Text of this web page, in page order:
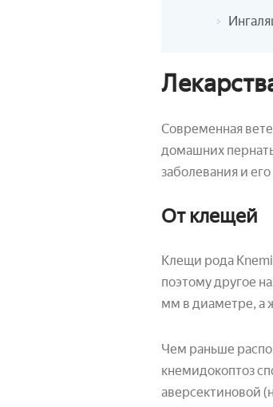
Современная
домашних
заболевания и
От клещей
Клещи рода
поэтому другое
мм в диаметре, а
Чем раньше
кнемидокоптоз
аверсектиновой